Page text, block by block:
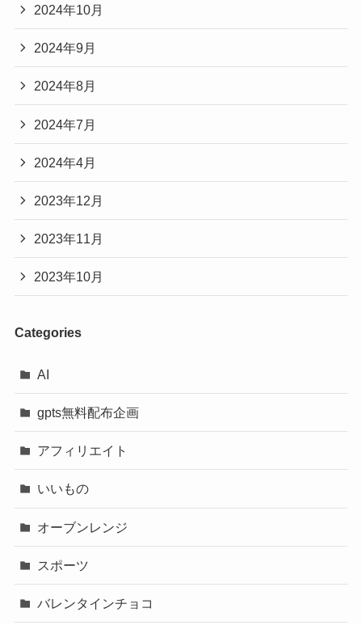
2024年10月
2024年9月
2024年8月
2024年7月
2024年4月
2023年12月
2023年11月
2023年10月
Categories
AI
gpts無料配布企画
アフィリエイト
いいもの
オーブンレンジ
スポーツ
バレンタインチョコ